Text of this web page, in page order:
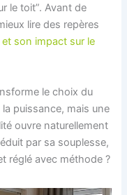
le toit”. Avant de
lire des repères
son impact sur le
le choix du
puissance, mais une
ouvre naturellement
par sa souplesse,
réglé avec méthode ?